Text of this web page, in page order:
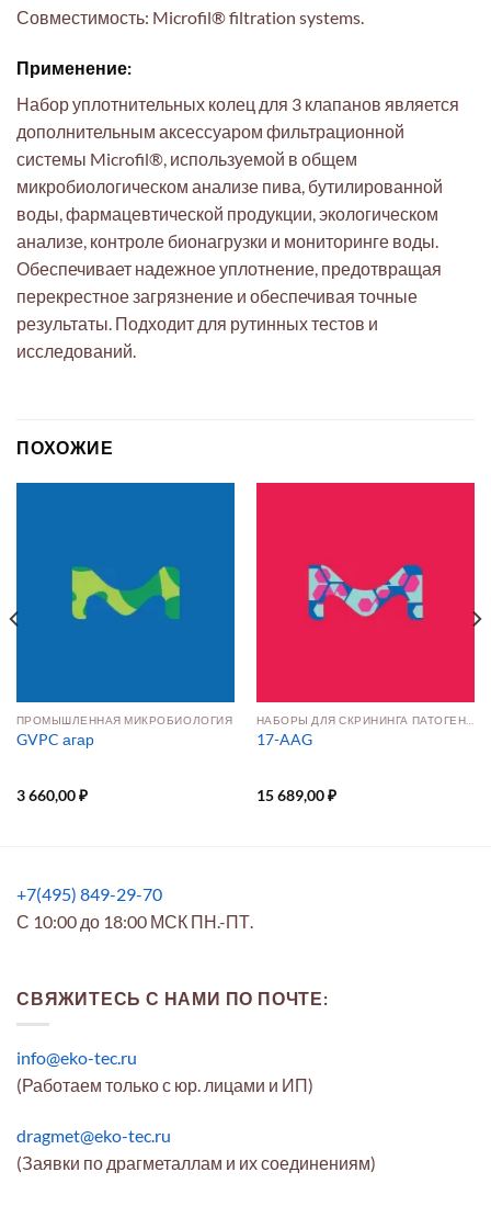
Совместимость: Microfil® filtration systems.
Применение:
Набор уплотнительных колец для 3 клапанов является
дополнительным аксессуаром фильтрационной
системы Microfil®, используемой в общем
микробиологическом анализе пива, бутилированной
воды, фармацевтической продукции, экологическом
анализе, контроле бионагрузки и мониторинге воды.
Обеспечивает надежное уплотнение, предотвращая
перекрестное загрязнение и обеспечивая точные
результаты. Подходит для рутинных тестов и
исследований.
ПОХОЖИЕ
ПРОМЫШЛЕННАЯ МИКРОБИОЛОГИЯ
GVPC агар
3 660,00₽
НАБОРЫ ДЛЯ СКРИНИНГА ПАТОГЕНОВ, ОБОРУДОВАНИЕ И РАСХОДНЫЕ МАТЕРИАЛЫ
17-AAG
15 689,00₽
+7(495) 849-29-70
С 10:00 до 18:00 МСК ПН.-ПТ.
СВЯЖИТЕСЬ С НАМИ ПО ПОЧТЕ:
info@eko-tec.ru
(Работаем только с юр. лицами и ИП)
dragmet@eko-tec.ru
(Заявки по драгметаллам и их соединениям)